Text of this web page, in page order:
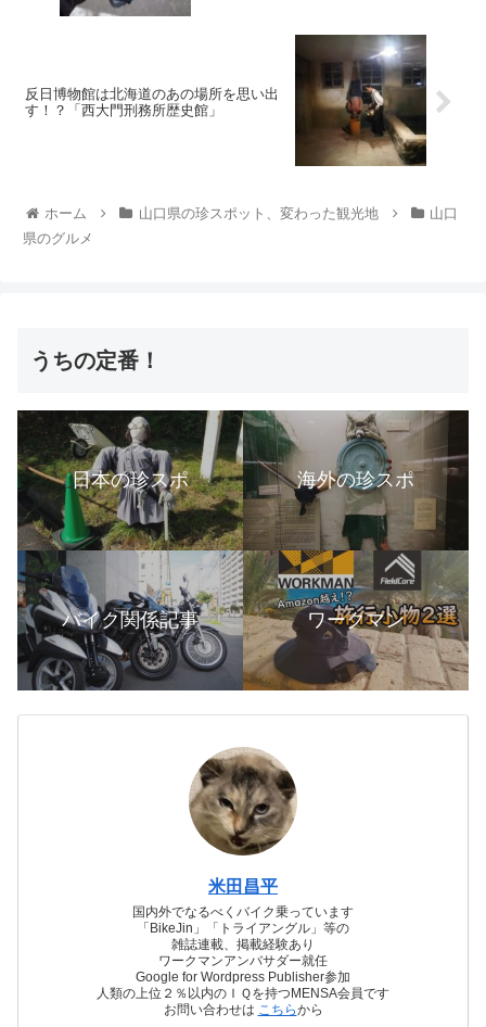
反日博物館は北海道のあの場所を思い出
す！？「西大門刑務所歴史館」
ホーム 山口県の珍スポット、変わった観光地
山口
県のグルメ
うちの定番！
日本の珍スポ 海外の珍スポ
バイク関係記事 ワークマン
米田昌平
国内外でなるべくバイク乗っています
「BikeJin」「トライアングル」等の
雑誌連載、掲載経験あり
ワークマンアンバサダー就任
Google for Wordpress Publisher参加
人類の上位２％以内のＩＱを持つMENSA会員です
お問い合わせは こちらから